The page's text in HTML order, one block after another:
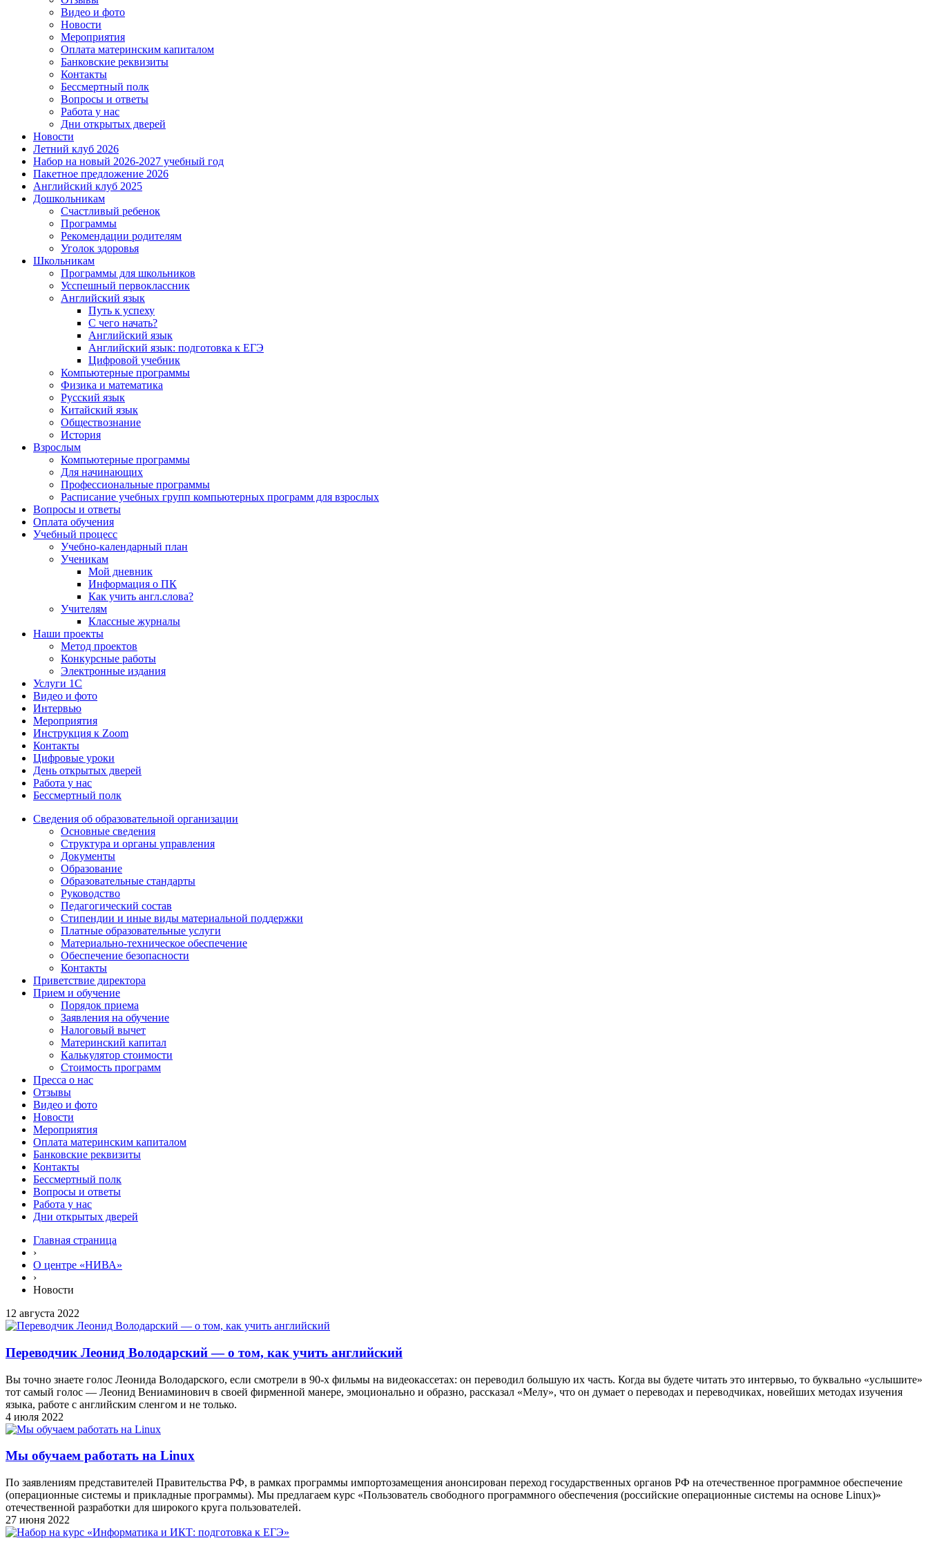
Видео и фото
Новости
Мероприятия
Оплата материнским капиталом
Банковские реквизиты
Контакты
Бессмертный полк
Вопросы и ответы
Работа у нас
Дни открытых дверей
Новости
Летний клуб 2026
Набор на новый 2026-2027 учебный год
Пакетное предложение 2026
Английский клуб 2025
Дошкольникам
Счастливый ребенок
Программы
Рекомендации родителям
Уголок здоровья
Школьникам
Программы для школьников
Усспешный первоклассник
Английский язык
Путь к успеху
С чего начать?
Английский язык
Английский язык: подготовка к ЕГЭ
Цифровой учебник
Компьютерные программы
Физика и математика
Русский язык
Китайский язык
Обществознание
История
Взрослым
Компьютерные программы
Для начинающих
Профессиональные программы
Расписание учебных групп компьютерных программ для взрослых
Вопросы и ответы
Оплата обучения
Учебный процесс
Учебно-календарный план
Ученикам
Мой дневник
Информация о ПК
Как учить англ.слова?
Учителям
Классные журналы
Наши проекты
Метод проектов
Конкурсные работы
Электронные издания
Услуги 1C
Видео и фото
Интервью
Мероприятия
Инструкция к Zoom
Контакты
Цифровые уроки
День открытых дверей
Работа у нас
Бессмертный полк
Сведения об образовательной организации
Основные сведения
Структура и органы управления
Документы
Образование
Образовательные стандарты
Руководство
Педагогический состав
Стипендии и иные виды материальной поддержки
Платные образовательные услуги
Материально-техническое обеспечение
Обеспечение безопасности
Контакты
Приветствие директора
Прием и обучение
Порядок приема
Заявления на обучение
Налоговый вычет
Материнский капитал
Калькулятор стоимости
Стоимость программ
Пресса о нас
Отзывы
Видео и фото
Новости
Мероприятия
Оплата материнским капиталом
Банковские реквизиты
Контакты
Бессмертный полк
Вопросы и ответы
Работа у нас
Дни открытых дверей
Главная страница
›
О центре «НИВА»
›
Новости
12 августа 2022
Переводчик Леонид Володарский — о том, как учить английский
Вы точно знаете голос Леонида Володарского, если смотрели в 90-х фильмы на видеокассетах: он переводил большую их часть. Когда вы будете читать это интервью, то буквально «услышите»
тот самый голос — Леонид Вениаминович в своей фирменной манере, эмоционально и образно, рассказал «Мелу», что он думает о переводах и переводчиках, новейших методах изучения
языка, работе с английским сленгом и не только.
4 июля 2022
Мы обучаем работать на Linux
По заявлениям представителей Правительства РФ, в рамках программы импортозамещения анонсирован переход государственных органов РФ на отечественное программное обеспечение
(операционные системы и прикладные программы). Мы предлагаем курс «Пользователь свободного программного обеспечения (российские операционные системы на основе Linux)»
отечественной разработки для широкого круга пользователей.
27 июня 2022